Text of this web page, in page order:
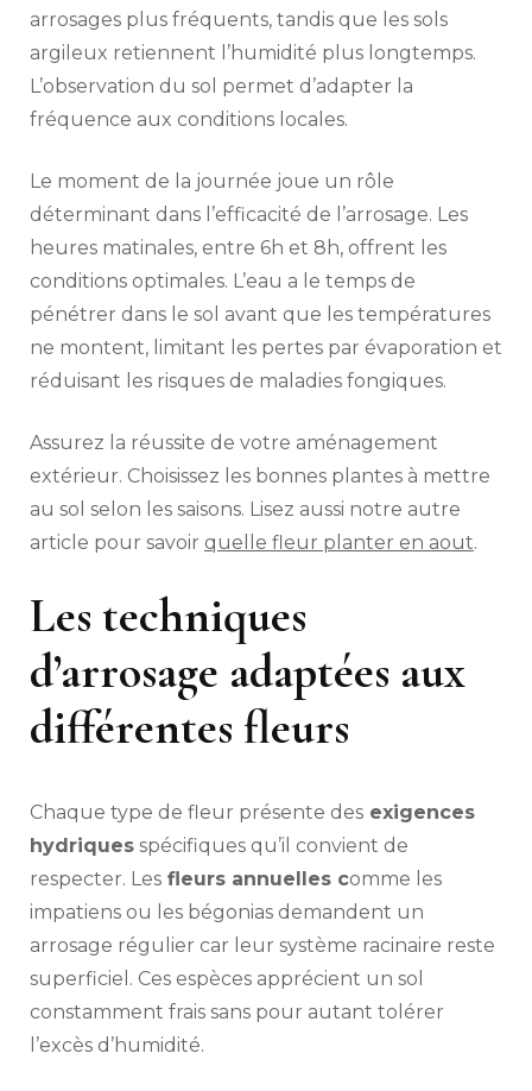
arrosages plus fréquents, tandis que les sols
argileux retiennent l’humidité plus longtemps.
L’observation du sol permet d’adapter la
fréquence aux conditions locales.
Le moment de la journée joue un rôle
déterminant dans l’efficacité de l’arrosage. Les
heures matinales, entre 6h et 8h, offrent les
conditions optimales. L’eau a le temps de
pénétrer dans le sol avant que les températures
ne montent, limitant les pertes par évaporation et
réduisant les risques de maladies fongiques.
Assurez la réussite de votre aménagement
extérieur. Choisissez les bonnes plantes à mettre
au sol selon les saisons. Lisez aussi notre autre
article pour savoir quelle fleur planter en aout.
Les techniques
d’arrosage adaptées aux
différentes fleurs
Chaque type de fleur présente des exigences
hydriques spécifiques qu’il convient de
respecter. Les fleurs annuelles comme les
impatiens ou les bégonias demandent un
arrosage régulier car leur système racinaire reste
superficiel. Ces espèces apprécient un sol
constamment frais sans pour autant tolérer
l’excès d’humidité.